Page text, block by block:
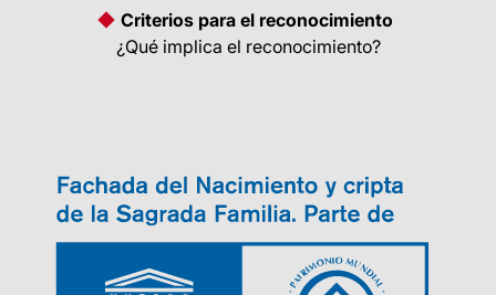
Criterios para el reconocimiento
¿Qué implica el reconocimiento?